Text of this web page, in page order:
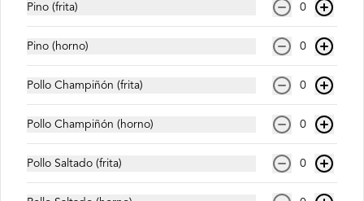
Coca Cola Zero 1.5 Lts
Pino (frita) 0
Pino (horno) 0
Pollo Champiñón (frita) 0
Pollo Champiñón (horno) 0
Pollo Saltado (frita) 0